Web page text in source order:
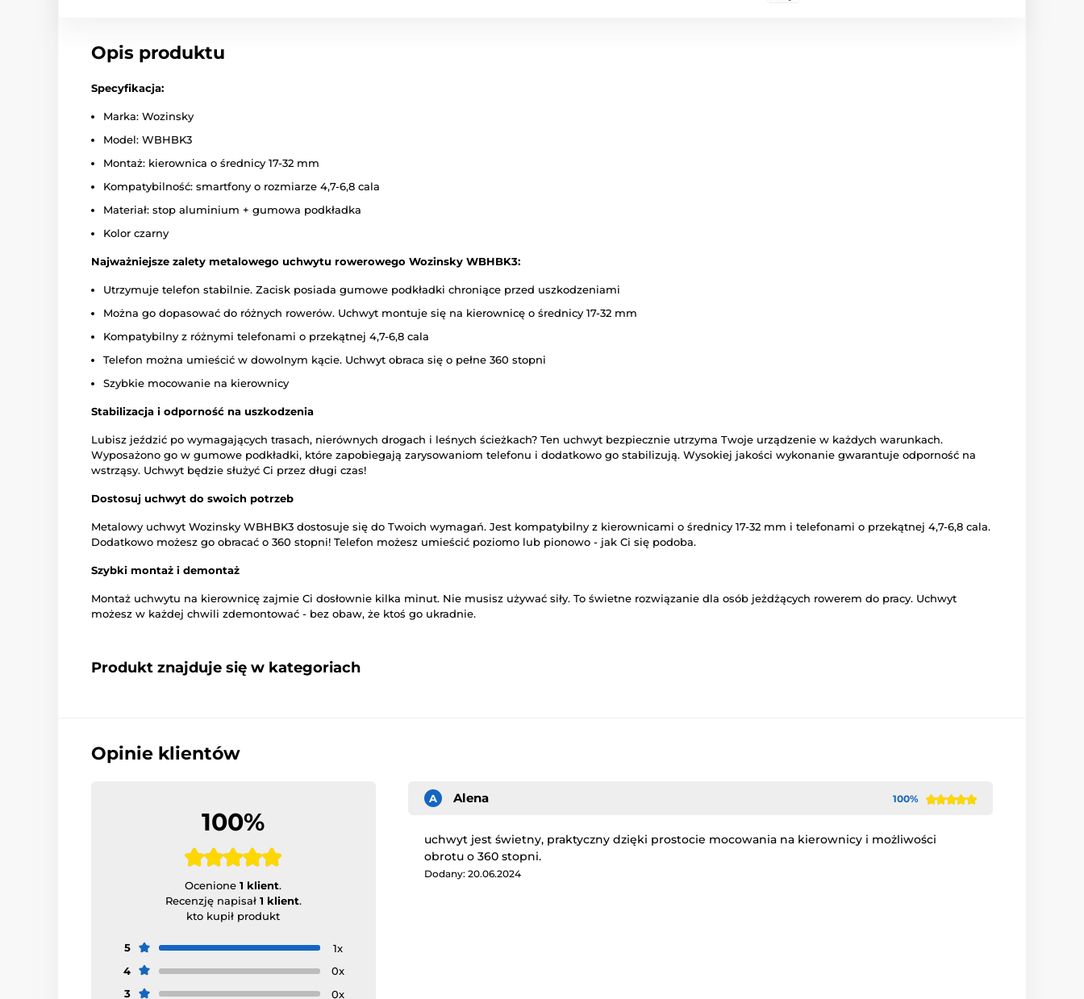
Opis produktu
Specyfikacja:
Marka: Wozinsky
Model: WBHBK3
Montaż: kierownica o średnicy 17-32 mm
Kompatybilność: smartfony o rozmiarze 4,7-6,8 cala
Materiał: stop aluminium + gumowa podkładka
Kolor czarny
Najważniejsze zalety metalowego uchwytu rowerowego Wozinsky WBHBK3:
Utrzymuje telefon stabilnie. Zacisk posiada gumowe podkładki chroniące przed uszkodzeniami
Można go dopasować do różnych rowerów. Uchwyt montuje się na kierownicę o średnicy 17-32 mm
Kompatybilny z różnymi telefonami o przekątnej 4,7-6,8 cala
Telefon można umieścić w dowolnym kącie. Uchwyt obraca się o pełne 360 stopni
Szybkie mocowanie na kierownicy
Stabilizacja i odporność na uszkodzenia
Lubisz jeździć po wymagających trasach, nierównych drogach i leśnych ścieżkach? Ten uchwyt bezpiecznie utrzyma Twoje urządzenie w każdych warunkach.
Wyposażono go w gumowe podkładki, które zapobiegają zarysowaniom telefonu i dodatkowo go stabilizują. Wysokiej jakości wykonanie gwarantuje odporność na
wstrząsy. Uchwyt będzie służyć Ci przez długi czas!
Dostosuj uchwyt do swoich potrzeb
Metalowy uchwyt Wozinsky WBHBK3 dostosuje się do Twoich wymagań. Jest kompatybilny z kierownicami o średnicy 17-32 mm i telefonami o przekątnej 4,7-6,8 cala.
Dodatkowo możesz go obracać o 360 stopni! Telefon możesz umieścić poziomo lub pionowo - jak Ci się podoba.
Szybki montaż i demontaż
Montaż uchwytu na kierownicę zajmie Ci dosłownie kilka minut. Nie musisz używać siły. To świetne rozwiązanie dla osób jeżdżących rowerem do pracy. Uchwyt
możesz w każdej chwili zdemontować - bez obaw, że ktoś go ukradnie.
Produkt znajduje się w kategoriach
Opinie klientów
100%
Ocenione1 klient.
Recenzję napisał 1 klient.
kto kupił produkt
5
1x
4
0x
3
0x
A Alena 100%
uchwyt jest świetny, praktyczny dzięki prostocie mocowania na kierownicy i możliwości
obrotu o 360 stopni.
Dodany: 20.06.2024